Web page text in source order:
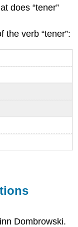
does “tener”
the verb “tener”:
Dombrowski.